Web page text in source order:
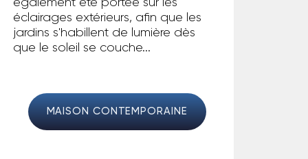
également été portée sur les
éclairages extérieurs, afin que les
jardins s'habillent de lumière dès
que le soleil se couche...
MAISON CONTEMPORAINE